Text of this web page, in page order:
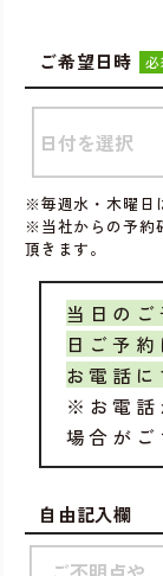
ご希望日時 必
※毎週水・木曜日
※当社からの予約
頂きます。
当日の
日ご予約
お電話に
※お電話
場合がご
自由記入欄